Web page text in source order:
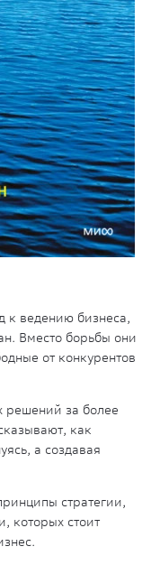
к ведению бизнеса,
Вместо борьбы они
от конкурентов
решений за более
как
а создавая
стратегии,
которых стоит